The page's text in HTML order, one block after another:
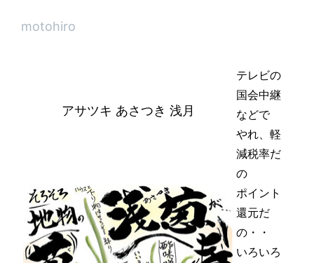
motohiro
アサツキ あさつき 浅月
テレビの
国会中継
などで
やれ、軽
減税率だ
の
ポイント
還元だ
の・・
いろいろ